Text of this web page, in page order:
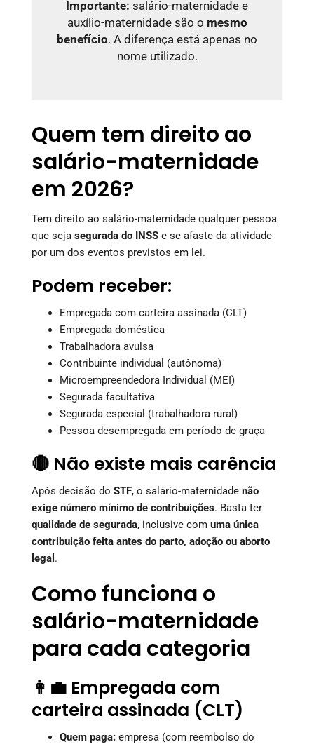
Importante: salário-maternidade e
auxílio-maternidade são o mesmo
benefício. A diferença está apenas no
nome utilizado.
Quem tem direito ao
salário-maternidade
em 2026?
Tem direito ao salário-maternidade qualquer pessoa
que seja segurada do INSS e se afaste da atividade
por um dos eventos previstos em lei.
Podem receber:
Empregada com carteira assinada (CLT)
Empregada doméstica
Trabalhadora avulsa
Contribuinte individual (autônoma)
Microempreendedora Individual (MEI)
Segurada facultativa
Segurada especial (trabalhadora rural)
Pessoa desempregada em período de graça
🔴 Não existe mais carência
Após decisão do STF, o salário-maternidade não
exige número mínimo de contribuições. Basta ter
qualidade de segurada, inclusive com uma única
contribuição feita antes do parto, adoção ou aborto
legal .
Como funciona o
salário-maternidade
para cada categoria
👩‍💼 Empregada com
carteira assinada (CLT)
Quem paga: empresa (com reembolso do